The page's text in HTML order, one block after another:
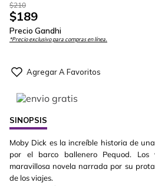
$210
$189
Precio Gandhi
*Precio exclusivo para compras en línea.
SINOPSIS
Moby Dick es la increíble historia de
por el barco ballenero Pequod.
maravillosa novela narrada por su
de los viajes.